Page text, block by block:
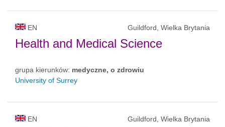
EN Guildford, Wielka Brytania
Health and Medical Science
grupa kierunków: medyczne, o zdrowiu
University of Surrey
EN Guildford, Wielka Brytania